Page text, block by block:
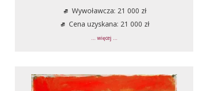
Wywoławcza: 21 000 zł
Cena uzyskana: 21 000 zł
... więcej ...